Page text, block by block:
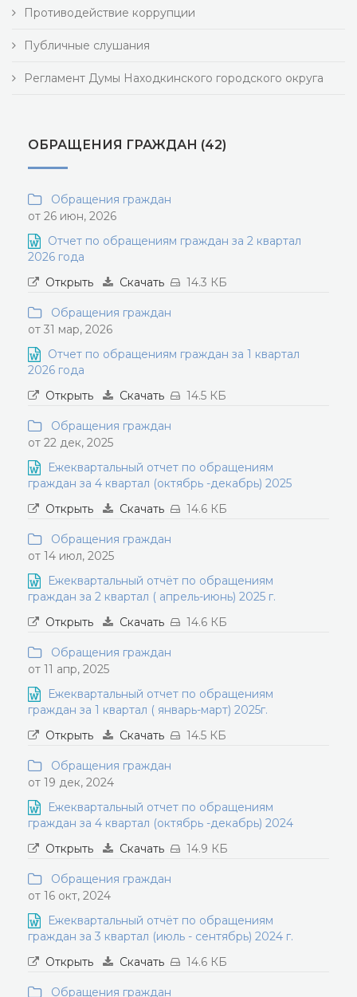
Противодействие коррупции
Публичные слушания
Регламент Думы Находкинского городского округа
ОБРАЩЕНИЯ ГРАЖДАН (42)
Обращения граждан
от 26 июн, 2026
Отчет по обращениям граждан за 2 квартал
2026 года
Открыть
Скачать 14.3 КБ
Обращения граждан
от 31 мар, 2026
Отчет по обращениям граждан за 1 квартал
2026 года
Открыть
Скачать 14.5 КБ
Обращения граждан
от 22 дек, 2025
Ежеквартальный отчет по обращениям
граждан за 4 квартал (октябрь -декабрь) 2025
Открыть
Скачать 14.6 КБ
Обращения граждан
от 14 июл, 2025
Ежеквартальный отчёт по обращениям
граждан за 2 квартал ( апрель-июнь) 2025 г.
Открыть
Скачать 14.6 КБ
Обращения граждан
от 11 апр, 2025
Ежеквартальный отчет по обращениям
граждан за 1 квартал ( январь-март) 2025г.
Открыть
Скачать 14.5 КБ
Обращения граждан
от 19 дек, 2024
Ежеквартальный отчет по обращениям
граждан за 4 квартал (октябрь -декабрь) 2024
Открыть
Скачать 14.9 КБ
Обращения граждан
от 16 окт, 2024
Ежеквартальный отчёт по обращениям
граждан за 3 квартал (июль - сентябрь) 2024 г.
Открыть
Скачать 14.6 КБ
Обращения граждан